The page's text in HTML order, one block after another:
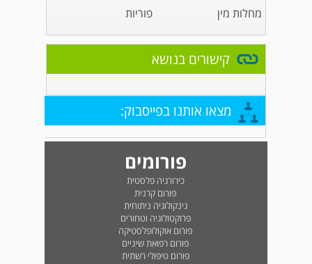
מחלות מין
פוריות
קישורים בנושא
מצאו אותנו בפייסבוק:
פורומים
כירורגיה פלסטית
פורום קרנית
גינקולוגיה ניתוחית
פרוקטולוגיה וטחורים
פורום אוקולופלסטיקה
פורום רפואת שיניים
פורום טיפולי רשתית